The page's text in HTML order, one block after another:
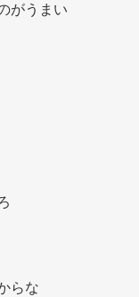
がうまい
らな